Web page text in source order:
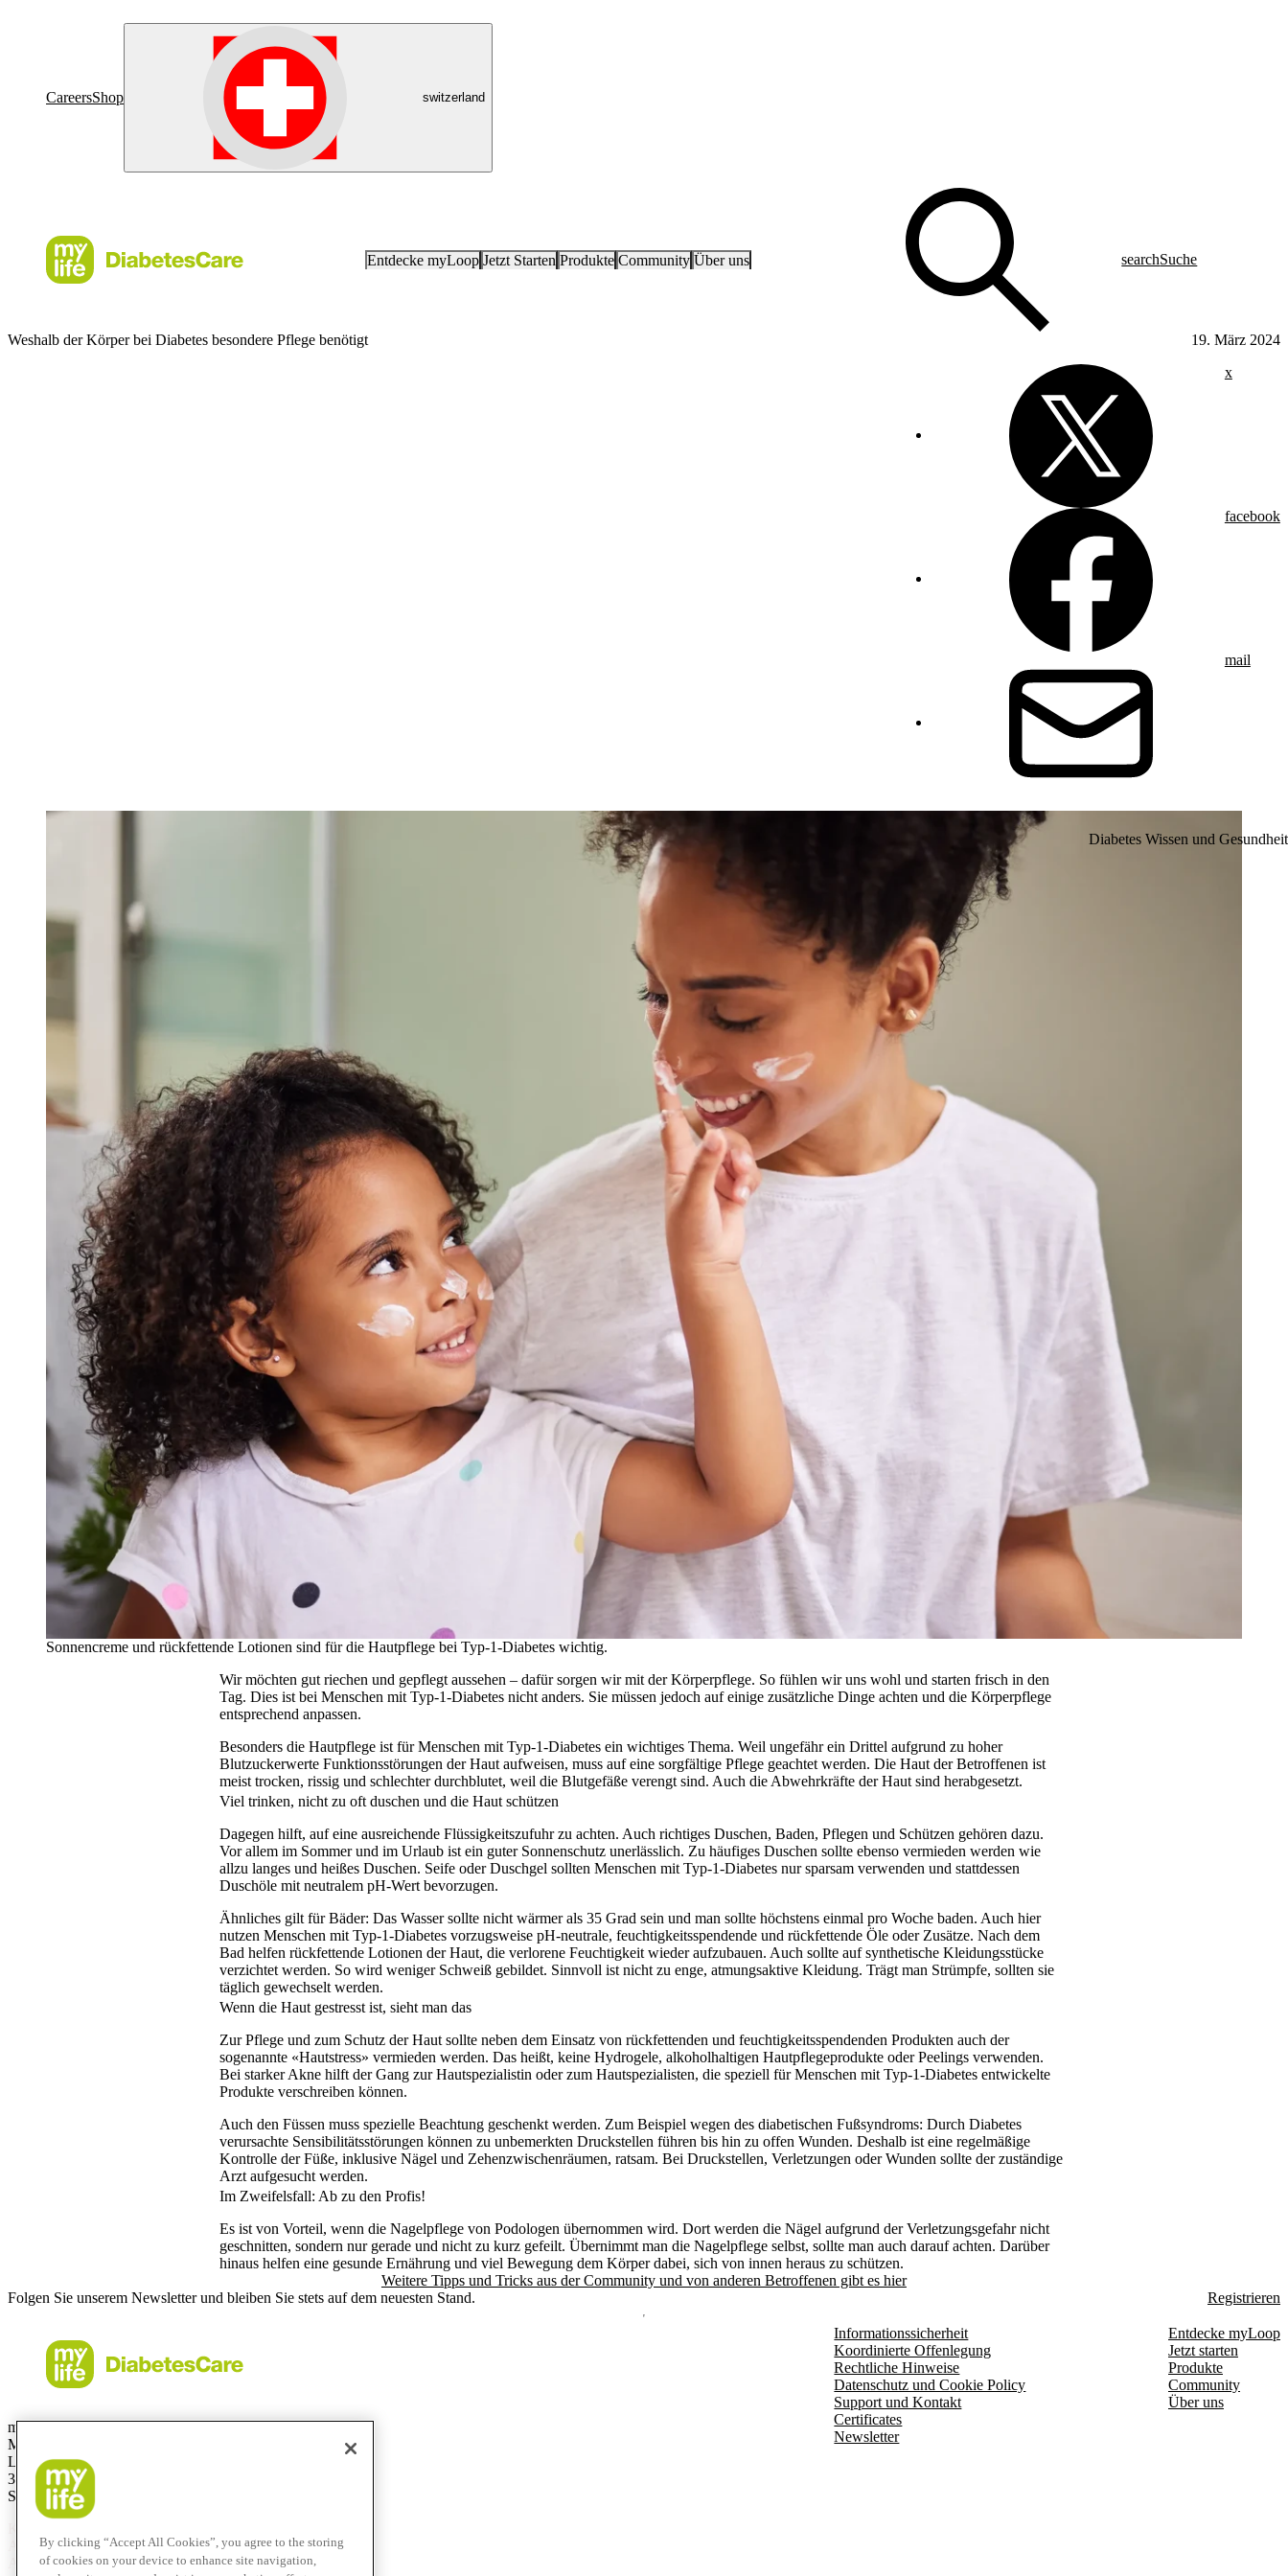
CareersShop switzerland
Entdecke myLoop Jetzt Starten Produkte Community Über uns searchSuche
Weshalb der Körper bei Diabetes besondere Pflege benötigt
19. März 2024
x
facebook
mail
Diabetes Wissen und Gesundheit
Sonnencreme und rückfettende Lotionen sind für die Hautpflege bei Typ-1-Diabetes wichtig.
Wir möchten gut riechen und gepflegt aussehen – dafür sorgen wir mit der Körperpflege. So fühlen wir uns wohl und starten frisch in den
Tag. Dies ist bei Menschen mit Typ-1-Diabetes nicht anders. Sie müssen jedoch auf einige zusätzliche Dinge achten und die Körperpflege
entsprechend anpassen.
Besonders die Hautpflege ist für Menschen mit Typ-1-Diabetes ein wichtiges Thema. Weil ungefähr ein Drittel aufgrund zu hoher
Blutzuckerwerte Funktionsstörungen der Haut aufweisen, muss auf eine sorgfältige Pflege geachtet werden. Die Haut der Betroffenen ist
meist trocken, rissig und schlechter durchblutet, weil die Blutgefäße verengt sind. Auch die Abwehrkräfte der Haut sind herabgesetzt.
Viel trinken, nicht zu oft duschen und die Haut schützen
Dagegen hilft, auf eine ausreichende Flüssigkeitszufuhr zu achten. Auch richtiges Duschen, Baden, Pflegen und Schützen gehören dazu.
Vor allem im Sommer und im Urlaub ist ein guter Sonnenschutz unerlässlich. Zu häufiges Duschen sollte ebenso vermieden werden wie
allzu langes und heißes Duschen. Seife oder Duschgel sollten Menschen mit Typ-1-Diabetes nur sparsam verwenden und stattdessen
Duschöle mit neutralem pH-Wert bevorzugen.
Ähnliches gilt für Bäder: Das Wasser sollte nicht wärmer als 35 Grad sein und man sollte höchstens einmal pro Woche baden. Auch hier
nutzen Menschen mit Typ-1-Diabetes vorzugsweise pH-neutrale, feuchtigkeitsspendende und rückfettende Öle oder Zusätze. Nach dem
Bad helfen rückfettende Lotionen der Haut, die verlorene Feuchtigkeit wieder aufzubauen. Auch sollte auf synthetische Kleidungsstücke
verzichtet werden. So wird weniger Schweiß gebildet. Sinnvoll ist nicht zu enge, atmungsaktive Kleidung. Trägt man Strümpfe, sollten sie
täglich gewechselt werden.
Wenn die Haut gestresst ist, sieht man das
Zur Pflege und zum Schutz der Haut sollte neben dem Einsatz von rückfettenden und feuchtigkeitsspendenden Produkten auch der
sogenannte «Hautstress» vermieden werden. Das heißt, keine Hydrogele, alkoholhaltigen Hautpflegeprodukte oder Peelings verwenden.
Bei starker Akne hilft der Gang zur Hautspezialistin oder zum Hautspezialisten, die speziell für Menschen mit Typ-1-Diabetes entwickelte
Produkte verschreiben können.
Auch den Füssen muss spezielle Beachtung geschenkt werden. Zum Beispiel wegen des diabetischen Fußsyndroms: Durch Diabetes
verursachte Sensibilitätsstörungen können zu unbemerkten Druckstellen führen bis hin zu offen Wunden. Deshalb ist eine regelmäßige
Kontrolle der Füße, inklusive Nägel und Zehenzwischenräumen, ratsam. Bei Druckstellen, Verletzungen oder Wunden sollte der zuständige
Arzt aufgesucht werden.
Im Zweifelsfall: Ab zu den Profis!
Es ist von Vorteil, wenn die Nagelpflege von Podologen übernommen wird. Dort werden die Nägel aufgrund der Verletzungsgefahr nicht
geschnitten, sondern nur gerade und nicht zu kurz gefeilt. Übernimmt man die Nagelpflege selbst, sollte man auch darauf achten. Darüber
hinaus helfen eine gesunde Ernährung und viel Bewegung dem Körper dabei, sich von innen heraus zu schützen.
Weitere Tipps und Tricks aus der Community und von anderen Betroffenen gibt es hier
Folgen Sie unserem Newsletter und bleiben Sie stets auf dem neuesten Stand.
Registrieren
mylife Diabetes Care AG
Markt Schweiz
Lyssachstrasse 40
3400 Burgdorf
Switzerland
Aus der Schweiz:0800 44 11 44
Aus dem Ausland: +41 58 234 71 11
Informationssicherheit
Koordinierte Offenlegung
Rechtliche Hinweise
Datenschutz und Cookie Policy
Support und Kontakt
Certificates
Newsletter
Entdecke myLoop
Jetzt starten
Produkte
Community
Über uns
By clicking “Accept All Cookies”, you agree to the storing
of cookies on your device to enhance site navigation,